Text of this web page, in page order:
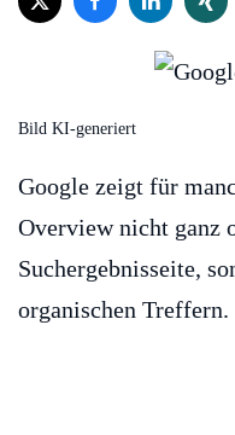
Bild KI-generiert
Google zeigt für
Overview nicht ganz
Suchergebnisseite,
organischen Treffern.